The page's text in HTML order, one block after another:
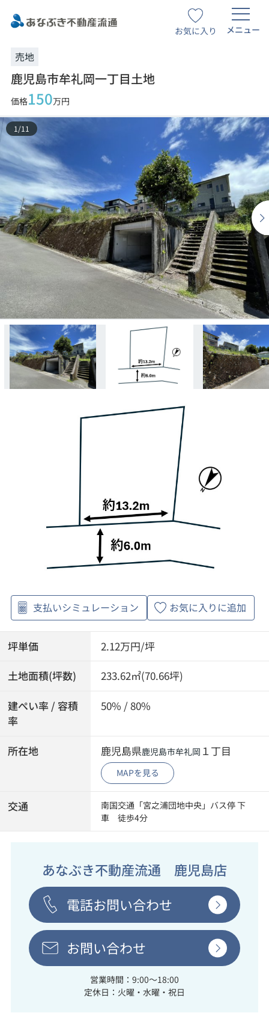
お気に入り メニュー
売地
鹿児島市牟礼岡一丁目土地
価格150万円
1/11
支払いシミュレーション お気に入りに追加
坪単価 2.12万円/坪
土地面積(坪数) 233.62㎡(70.66坪)
建ぺい率 / 容積
率
50% / 80%
所在地 鹿児島県鹿児島市牟礼岡 １丁目
MAPを見る
交通
南国交通「宮之浦団地中央」バス停 下
車 徒歩4分
あなぶき不動産流通 鹿児島店
電話お問い合わせ
お問い合わせ
営業時間：9:00～18:00
定休日：火曜・水曜・祝日